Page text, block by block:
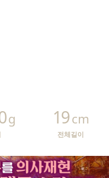
g
전체길이
19cm